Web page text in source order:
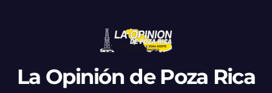
La Opinión de Poza Rica